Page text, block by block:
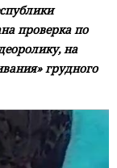
проверка по
на
грудного